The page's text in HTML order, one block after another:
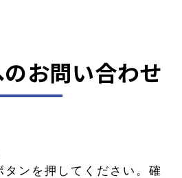
お問い合わせ
タンを押してください。確